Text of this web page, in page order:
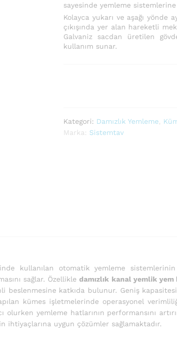
sayesinde yemleme
Kolayca yukarı ve aşağı yönde
çıkışında yer alan hareketli
Galvaniz sacdan üretilen
kullanım sunar.
Kategori: Damızlık Yemleme
Marka: Sistemtav
kullanılan otomatik yemleme
sağlar. Özellikledamızlık kanal yemlik yem
beslenmesine katkıda bulunur. Geniş
kümes işletmelerinde operasyonel
yemleme hatlarının performansını
ihtiyaçlarına uygun çözümler sağlamaktadır.